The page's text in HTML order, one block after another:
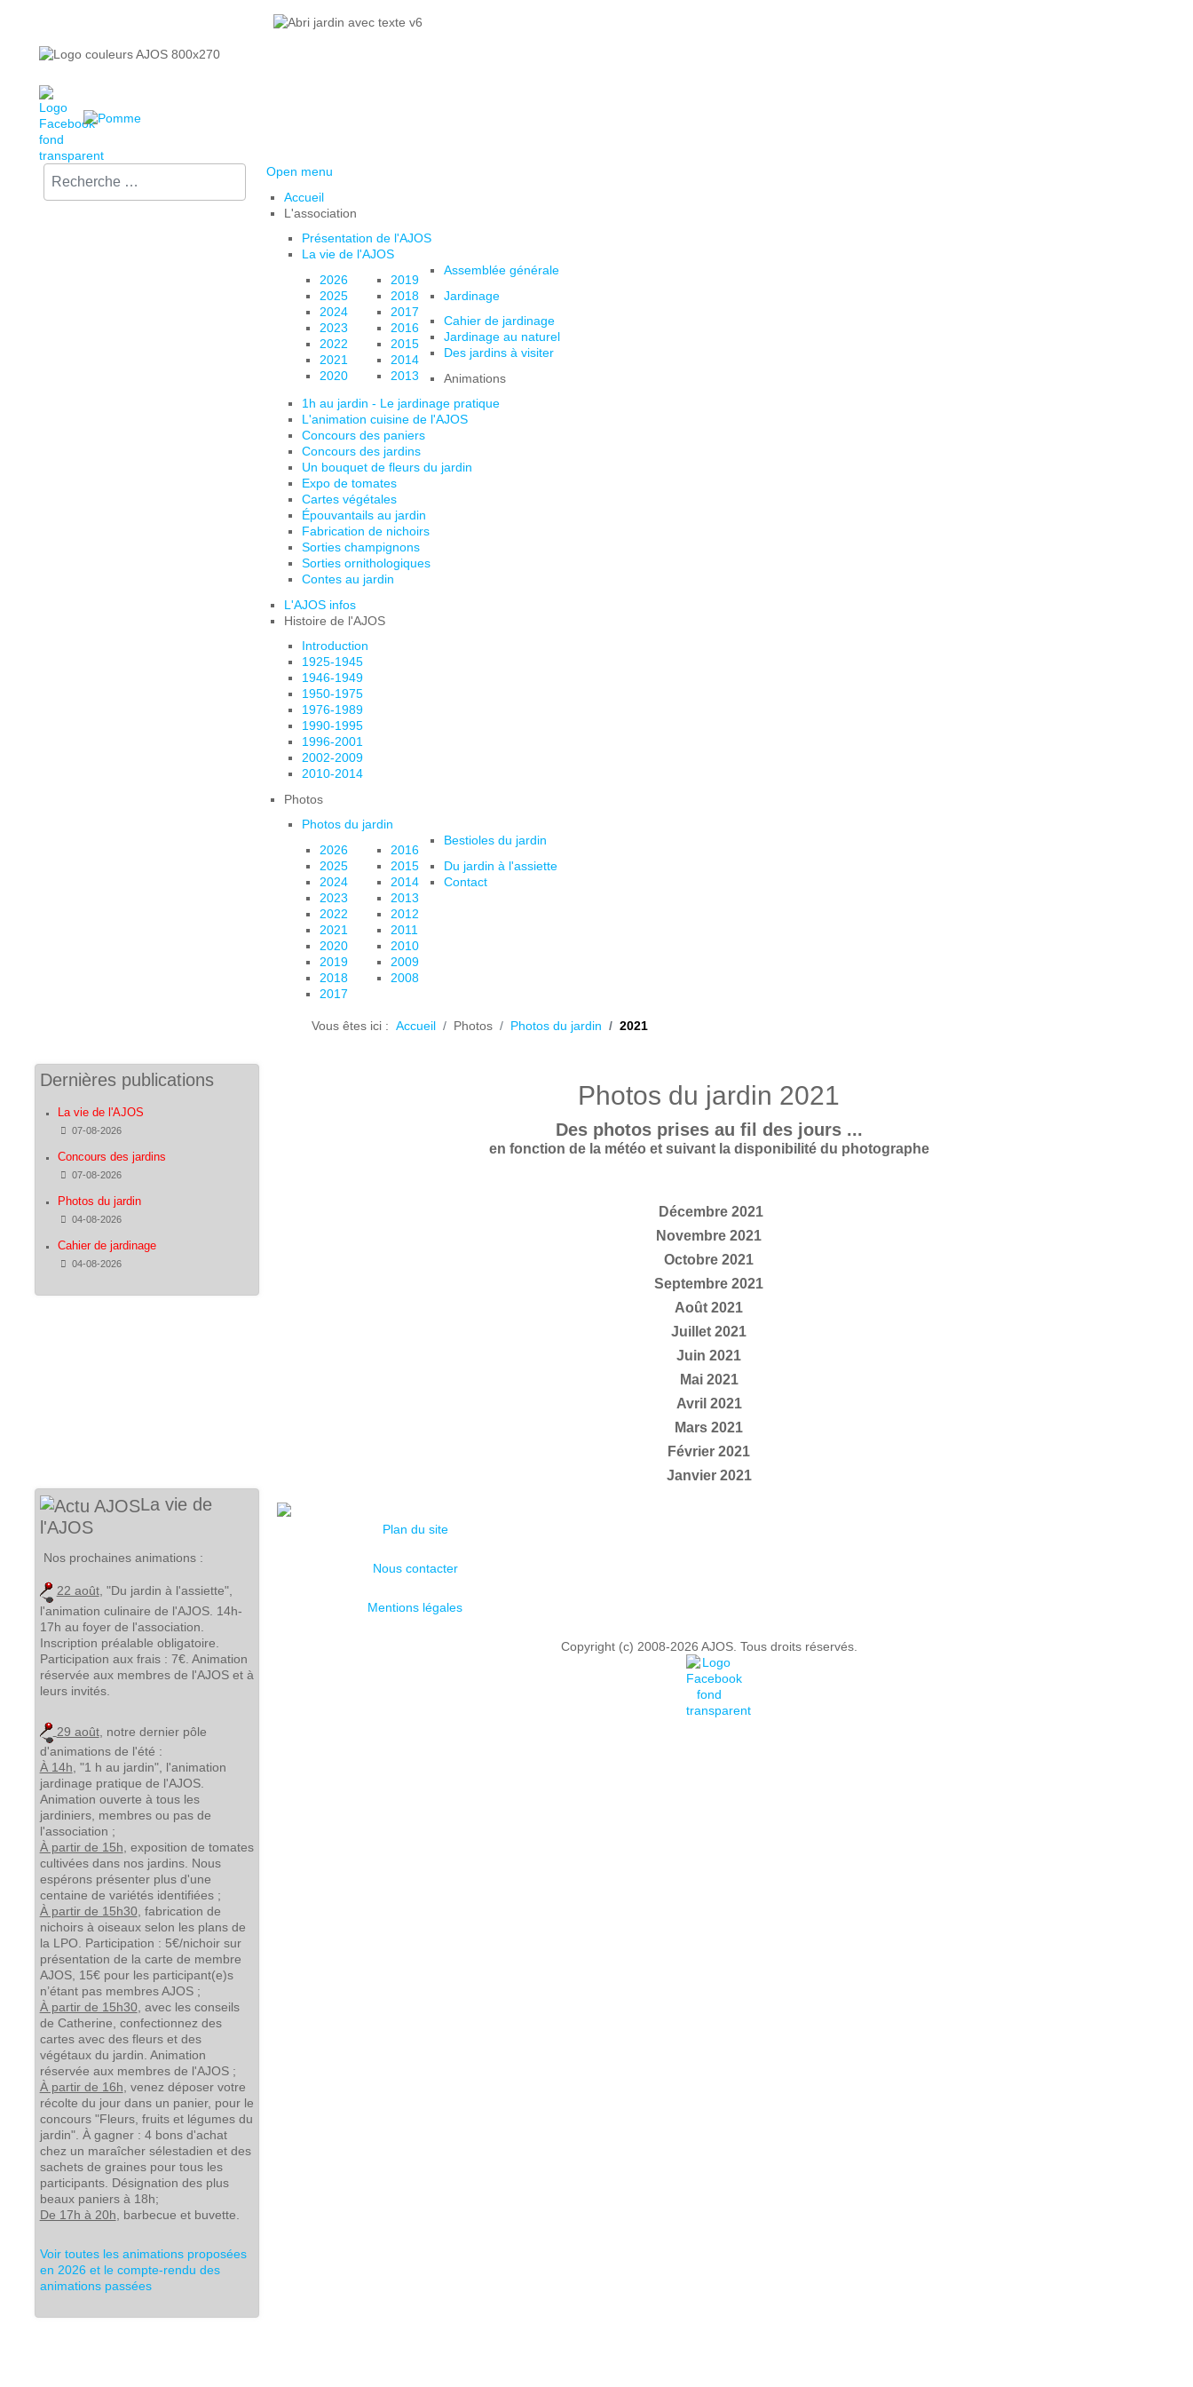
Rechercher sur le site :
Open menu
Accueil
L'association
Présentation de l'AJOS
La vie de l'AJOS
2026
2025
2024
2023
2022
2021
2020
2019
2018
2017
2016
2015
2014
2013
Assemblée générale
Jardinage
Cahier de jardinage
Jardinage au naturel
Des jardins à visiter
Animations
1h au jardin - Le jardinage pratique
L'animation cuisine de l'AJOS
Concours des paniers
Concours des jardins
Un bouquet de fleurs du jardin
Expo de tomates
Cartes végétales
Épouvantails au jardin
Fabrication de nichoirs
Sorties champignons
Sorties ornithologiques
Contes au jardin
L'AJOS infos
Histoire de l'AJOS
Introduction
1925-1945
1946-1949
1950-1975
1976-1989
1990-1995
1996-2001
2002-2009
2010-2014
Photos
Photos du jardin
2026
2025
2024
2023
2022
2021
2020
2019
2018
2017
2016
2015
2014
2013
2012
2011
2010
2009
2008
Bestioles du jardin
Du jardin à l'assiette
Contact
Vous êtes ici : Accueil Photos Photos du jardin 2021
Dernières publications
La vie de l'AJOS
Détails
07-08-2026
Concours des jardins
Détails
07-08-2026
Photos du jardin
Détails
04-08-2026
Cahier de jardinage
Détails
04-08-2026
La vie de
l'AJOS
Nos prochaines animations :
22 août, "Du jardin à l'assiette",
l'animation culinaire de l'AJOS. 14h-
17h au foyer de l'association.
Inscription préalable obligatoire.
Participation aux frais : 7€. Animation
réservée aux membres de l'AJOS et à
leurs invités.
29 août, notre dernier pôle
d'animations de l'été :
À 14h , "1 h au jardin", l'animation
jardinage pratique de l'AJOS.
Animation ouverte à tous les
jardiniers, membres ou pas de
l'association ;
À partir de 15h , exposition de tomates
cultivées dans nos jardins. Nous
espérons présenter plus d'une
centaine de variétés identifiées ;
À partir de 15h30, fabrication de
nichoirs à oiseaux selon les plans de
la LPO. Participation : 5€/nichoir sur
présentation de la carte de membre
AJOS, 15€ pour les participant(e)s
n’étant pas membres AJOS ;
À partir de 15h30, avec les conseils
de Catherine, confectionnez des
cartes avec des fleurs et des
végétaux du jardin. Animation
réservée aux membres de l'AJOS ;
À partir de 16h , venez déposer votre
récolte du jour dans un panier, pour le
concours "Fleurs, fruits et légumes du
jardin". À gagner : 4 bons d'achat
chez un maraîcher sélestadien et des
sachets de graines pour tous les
participants. Désignation des plus
beaux paniers à 18h;
De 17h à 20h , barbecue et buvette.
Voir toutes les animations proposées
en 2026 et le compte-rendu des
animations passées
Photos du jardin 2021
Des photos prises au fil des jours ...
en fonction de la météo et suivant la disponibilité du photographe
Décembre 2021
Novembre 2021
Octobre 2021
Septembre 2021
Août 2021
Juillet 2021
Juin 2021
Mai 2021
Avril 2021
Mars 2021
Février 2021
Janvier 2021
Plan du site
Nous contacter
Mentions légales
Copyright (c) 2008-2026 AJOS. Tous droits réservés.